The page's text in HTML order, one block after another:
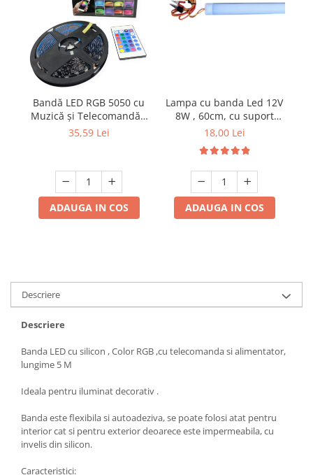
Bandă LED RGB 5050 cu
Muzică și Telecomandă -
5m , USB,Negru
35,59 Lei
ADAUGA IN COS
Lampa cu banda Led 12V
8W , 60cm, cu suport
aluminiu si clesti de
18,00 Lei
ADAUGA IN COS
Descriere
Descriere
Banda LED cu silicon , Color RGB ,cu telecomanda si alimentator,
lungime 5 M
Ideala pentru iluminat decorativ .
Banda este flexibila si autoadeziva, se poate folosi atat pentru
interior cat si pentru exterior deoarece este impermeabila, cu
invelis din silicon.
Caracteristici: